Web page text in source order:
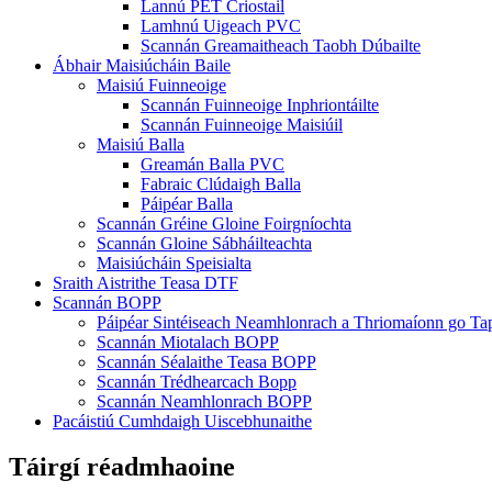
Lannú PET Criostail
Lamhnú Uigeach PVC
Scannán Greamaitheach Taobh Dúbailte
Ábhair Maisiúcháin Baile
Maisiú Fuinneoige
Scannán Fuinneoige Inphriontáilte
Scannán Fuinneoige Maisiúil
Maisiú Balla
Greamán Balla PVC
Fabraic Clúdaigh Balla
Páipéar Balla
Scannán Gréine Gloine Foirgníochta
Scannán Gloine Sábháilteachta
Maisiúcháin Speisialta
Sraith Aistrithe Teasa DTF
Scannán BOPP
Páipéar Sintéiseach Neamhlonrach a Thriomaíonn go
Scannán Miotalach BOPP
Scannán Séalaithe Teasa BOPP
Scannán Trédhearcach Bopp
Scannán Neamhlonrach BOPP
Pacáistiú Cumhdaigh Uiscebhunaithe
Táirgí réadmhaoine